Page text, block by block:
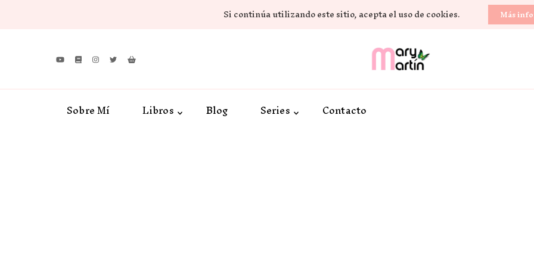
Si continúa utilizando este sitio, acepta el uso de cookies. Más
Novela Romántica y Lifestyle
Sobre Mí Libros Blog Series Contacto